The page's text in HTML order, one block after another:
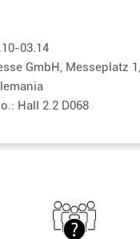
03.14
GmbH, Messeplatz
Hall 2.2 D068